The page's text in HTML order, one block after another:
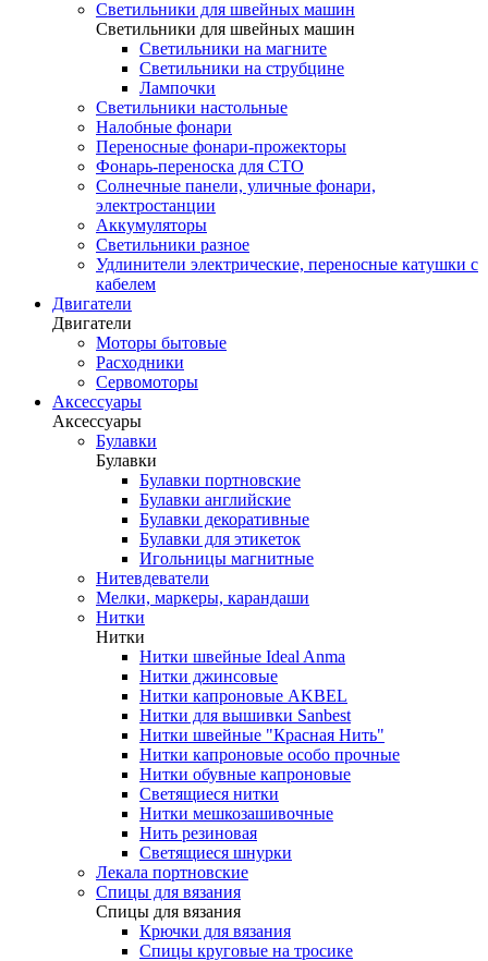
Светильники для швейных машин
Светильники для швейных машин
Светильники на магните
Светильники на струбцине
Лампочки
Светильники настольные
Налобные фонари
Переносные фонари-прожекторы
Фонарь-переноска для СТО
Солнечные панели, уличные фонари,
электростанции
Аккумуляторы
Светильники разное
Удлинители электрические, переносные катушки с
кабелем
Двигатели
Двигатели
Моторы бытовые
Расходники
Сервомоторы
Аксессуары
Аксессуары
Булавки
Булавки
Булавки портновские
Булавки английские
Булавки декоративные
Булавки для этикеток
Игольницы магнитные
Нитевдеватели
Мелки, маркеры, карандаши
Нитки
Нитки
Нитки швейные Ideal Anma
Нитки джинсовые
Нитки капроновые AKBEL
Нитки для вышивки Sanbest
Нитки швейные "Красная Нить"
Нитки капроновые особо прочные
Нитки обувные капроновые
Светящиеся нитки
Нитки мешкозашивочные
Нить резиновая
Светящиеся шнурки
Лекала портновские
Спицы для вязания
Спицы для вязания
Крючки для вязания
Спицы круговые на тросике